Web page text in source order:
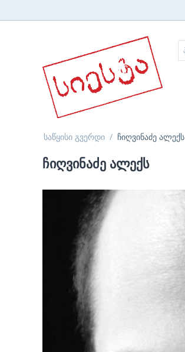
საწყისი გვერდი / ჩიღვინაძე ალექს
ჩიღვინაძე ალექს